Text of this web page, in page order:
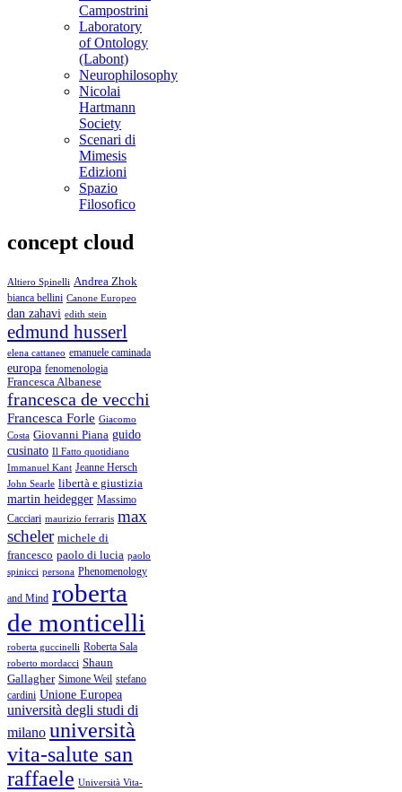
Campostrini
Laboratory
of Ontology
(Labont)
Neurophilosophy
Nicolai
Hartmann
Society
Scenari di
Mimesis
Edizioni
Spazio
Filosofico
concept cloud
Altiero Spinelli Andrea Zhok
bianca bellini Canone Europeo
dan zahavi edith stein
edmund husserl
elena cattaneo emanuele caminada
europa fenomenologia
Francesca Albanese
francesca de vecchi
Francesca Forle Giacomo
Costa Giovanni Piana guido
cusinato Il Fatto quotidiano
Immanuel Kant Jeanne Hersch
John Searle libertà e giustizia
martin heidegger Massimo
Cacciari maurizio ferraris max
scheler michele di
francesco paolo di lucia paolo
spinicci persona Phenomenology
and Mind roberta
de monticelli
roberta guccinelli Roberta Sala
roberto mordacci Shaun
Gallagher Simone Weil stefano
cardini Unione Europea
università degli studi di
milano università
vita-salute san
raffaele Università Vita-